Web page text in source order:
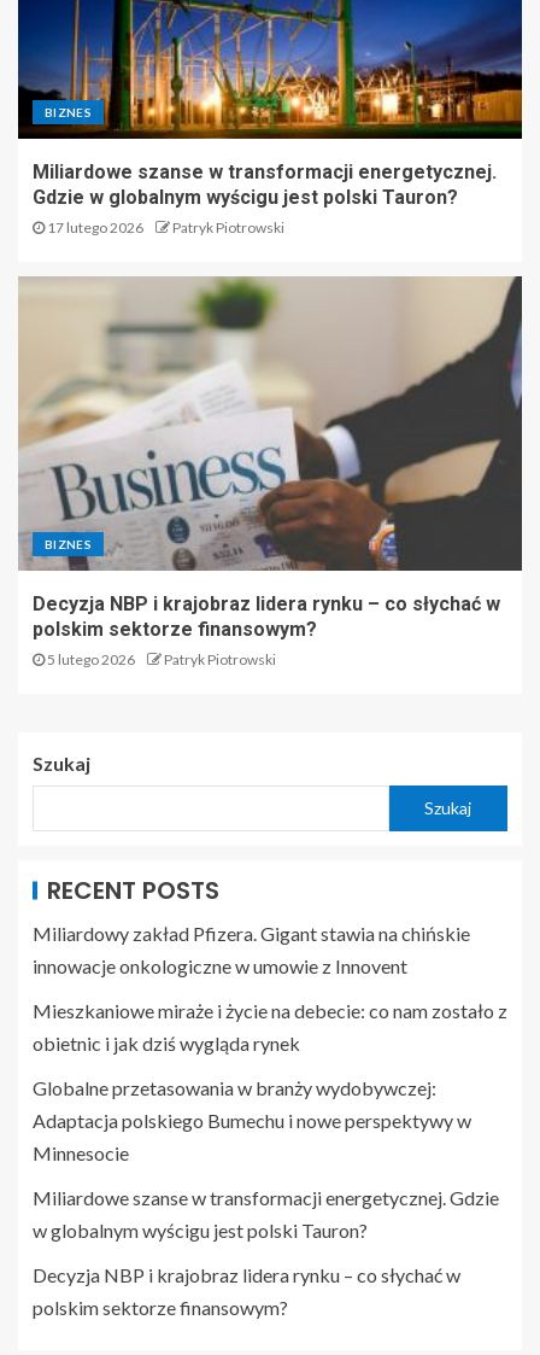
BIZNES
Miliardowe szanse w transformacji energetycznej.
Gdzie w globalnym wyścigu jest polski Tauron?
17 lutego 2026 Patryk Piotrowski
BIZNES
Decyzja NBP i krajobraz lidera rynku – co słychać w
polskim sektorze finansowym?
5 lutego 2026 Patryk Piotrowski
Szukaj
Szukaj
RECENT POSTS
Miliardowy zakład Pfizera. Gigant stawia na chińskie
innowacje onkologiczne w umowie z Innovent
Mieszkaniowe miraże i życie na debecie: co nam zostało z
obietnic i jak dziś wygląda rynek
Globalne przetasowania w branży wydobywczej:
Adaptacja polskiego Bumechu i nowe perspektywy w
Minnesocie
Miliardowe szanse w transformacji energetycznej. Gdzie
w globalnym wyścigu jest polski Tauron?
Decyzja NBP i krajobraz lidera rynku – co słychać w
polskim sektorze finansowym?